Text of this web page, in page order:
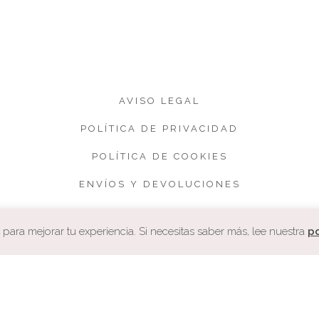
AVISO LEGAL
POLÍTICA DE PRIVACIDAD
POLÍTICA DE COOKIES
ENVÍOS Y DEVOLUCIONES
mejorar tu experiencia. Si necesitas saber más, lee nuestra